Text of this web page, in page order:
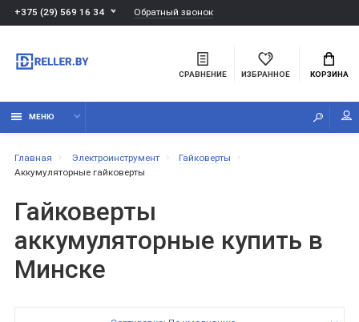
+375 (29) 569 16 34 Обратный звонок
СРАВНЕНИЕ ИЗБРАННОЕ КОРЗИНА
МЕНЮ
Главная Электроинструмент
Гайковерты
Аккумуляторные гайковерты
Гайковерты
аккумуляторные купить в
Минске